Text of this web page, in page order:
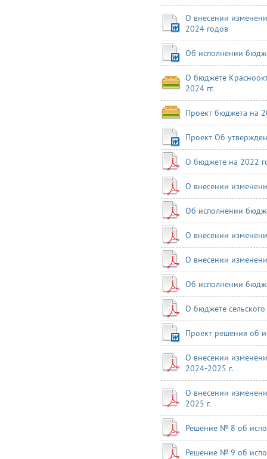
О внесении
2024 годов
Об исполнении
О бюджете
2024 гг.
Проект бюджета на
Проект Об
О бюджете на 2022
О внесении
Об исполнении
О внесении
О внесении
Об исполнении
О бюджете
Проект решения об
О внесении
2024-2025 г.
О внесении
2025 г.
Решение № 8 об
Решение № 9 об